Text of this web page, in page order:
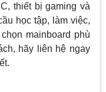
thiết bị gaming và
học tập, làm việc,
mainboard phù
hãy liên hệ ngay